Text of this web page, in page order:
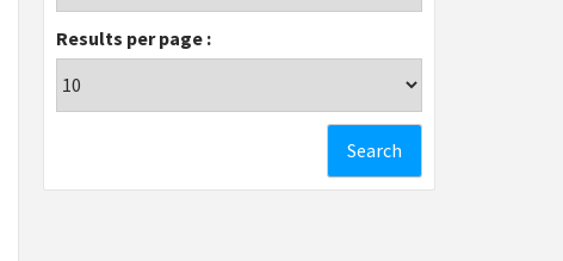
Results per page :